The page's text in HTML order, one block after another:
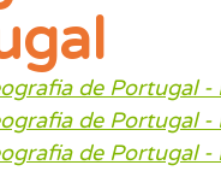
de Portugal -
de Portugal -
de Portugal -